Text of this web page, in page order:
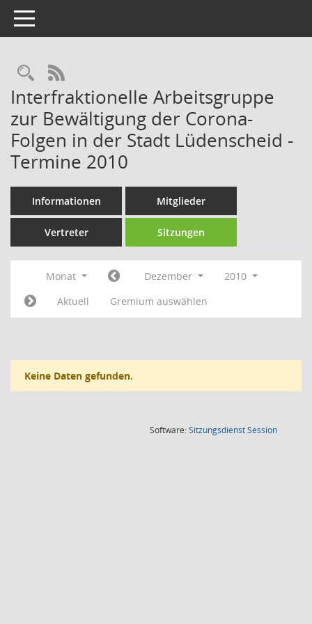
Toggle navigation
Rechercheauswahl
RSS-Feed
Interfraktionelle Arbeitsgruppe
zur Bewältigung der Corona-
Folgen in der Stadt Lüdenscheid -
Termine 2010
Informationen Mitglieder
Vertreter Sitzungen
Monat Dezember
2010
Aktuell
Gremium auswählen
Keine Daten gefunden.
Software:SitzungsdienstSession(Wird in